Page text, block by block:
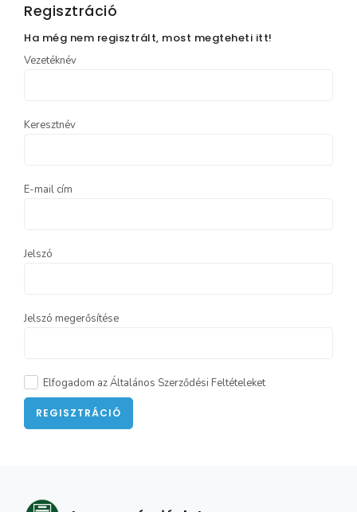
Regisztráció
Ha még nem regisztrált, most megteheti itt!
Vezetéknév
Keresztnév
E-mail cím
Jelszó
Jelszó megerősítése
Elfogadom az Általános Szerződési Feltételeket
REGISZTRÁCIÓ